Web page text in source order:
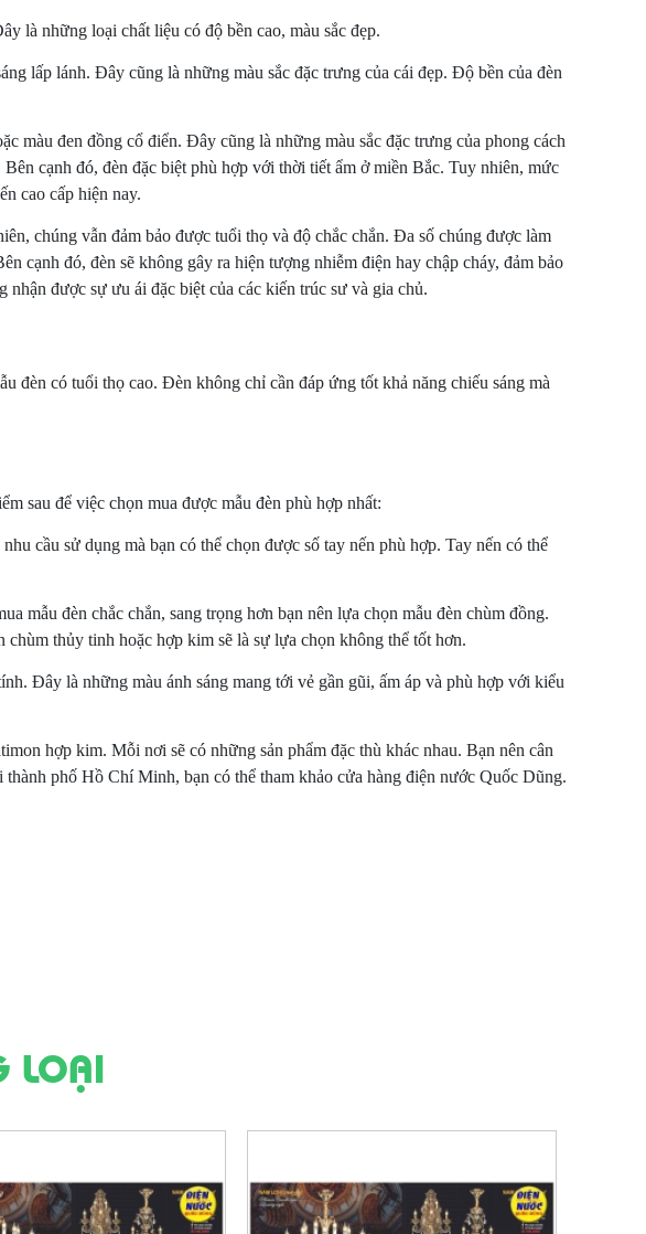
là những loại chất liệu có độ bền cao, màu sắc đẹp.
lấp lánh. Đây cũng là những màu sắc đặc trưng của cái đẹp. Độ bền của đèn
màu đen đồng cổ điển. Đây cũng là những màu sắc đặc trưng của phong cách
cạnh đó, đèn đặc biệt phù hợp với thời tiết ẩm ở miền Bắc. Tuy nhiên, mức
cao cấp hiện nay.
chúng vẫn đảm bảo được tuổi thọ và độ chắc chắn. Đa số chúng được làm
cạnh đó, đèn sẽ không gây ra hiện tượng nhiễm điện hay chập cháy, đảm bảo
được sự ưu ái đặc biệt của các kiến trúc sư và gia chủ.
đèn có tuổi thọ cao. Đèn không chỉ cần đáp ứng tốt khả năng chiếu sáng mà
sau để việc chọn mua được mẫu đèn phù hợp nhất:
cầu sử dụng mà bạn có thể chọn được số tay nến phù hợp. Tay nến có thể
mẫu đèn chắc chắn, sang trọng hơn bạn nên lựa chọn mẫu đèn chùm đồng.
thủy tinh hoặc hợp kim sẽ là sự lựa chọn không thể tốt hơn.
Đây là những màu ánh sáng mang tới vẻ gần gũi, ấm áp và phù hợp với kiểu
hợp kim. Mỗi nơi sẽ có những sản phẩm đặc thù khác nhau. Bạn nên cân
phố Hồ Chí Minh, bạn có thể tham khảo cửa hàng điện nước Quốc Dũng.
LOẠI